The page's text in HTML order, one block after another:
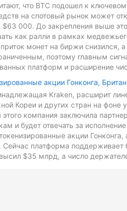
что BTC подошел к
на спотовый рынок может
$63 000. До закрепления выше
как ралли в рамках
монет на биржи снизился,
поэтому главным
платформ и расширение
акции Гонконга,
Kraken, расширит
Кореи и других стран на
компания заключила
и будет отвечать за
акции
Сейчас платформа
$35 млрд, а число